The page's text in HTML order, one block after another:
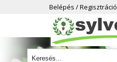
Belépés / Regisztráció